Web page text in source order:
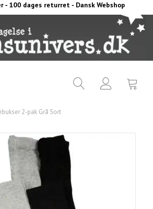
- 100 dages returret - Dansk Webshop
2-pak Grå Sort